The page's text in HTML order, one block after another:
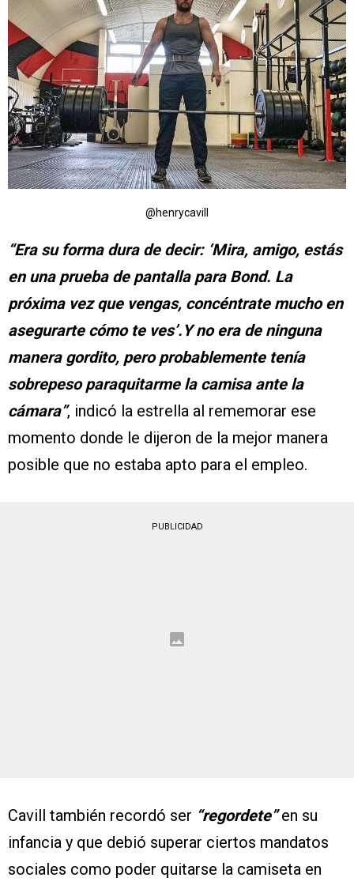
@henrycavill
“Era su forma dura de decir: ‘Mira, amigo, estás
en una prueba de pantalla para Bond. La
próxima vez que vengas, concéntrate mucho en
asegurarte cómo te ves’.Y no era de ninguna
manera gordito, pero probablemente tenía
sobrepeso paraquitarme la camisa ante la
cámara”, indicó la estrella al rememorar ese
momento donde le dijeron de la mejor manera
posible que no estaba apto para el empleo.
PUBLICIDAD
Cavill también recordó ser “regordete”en su
infancia y que debió superar ciertos mandatos
sociales como poder quitarse la camiseta en